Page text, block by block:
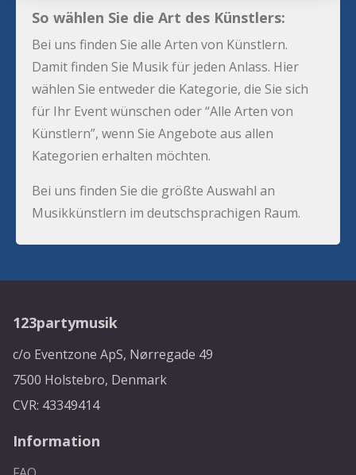
So wählen Sie die Art des Künstlers:
Bei uns finden Sie alle Arten von Künstlern.
Damit finden Sie Musik für jeden Anlass. Hier
wählen Sie entweder die Kategorie, die Sie sich
für Ihr Event wünschen oder “Alle Arten von
Künstlern”, wenn Sie Angebote aus allen
Kategorien erhalten möchten.
Bei uns finden Sie die größte Auswahl an
Musikkünstlern im deutschsprachigen Raum.
123partymusik
c/o Eventzone ApS, Nørregade 49
7500 Holstebro, Denmark
CVR: 43349414
Information